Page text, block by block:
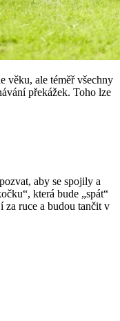
věku, ale téměř všechny
překážek. Toho lze
aby se spojily a
která bude „spát“
za ruce a budou tančit v